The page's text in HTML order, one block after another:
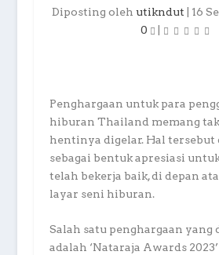
Diposting oleh utikndut 16
0
Penghargaan untuk para
hiburan Thailand memang
hentinya digelar. Hal tersebut
sebagai bentuk apresiasi
telah bekerja baik, di depan
layar seni hiburan.
Salah satu penghargaan yang
adalah ‘Nataraja Awards